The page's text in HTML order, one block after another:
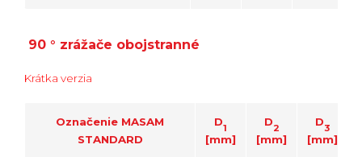
90 ° zrážače obojstranné
Krátka verzia
Označenie MASAM
STANDARD
D1
[mm]
D2
[mm]
D3
[mm]